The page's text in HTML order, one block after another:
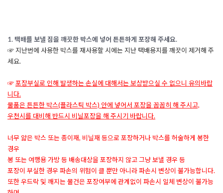
1. 택배를 보낼 짐을 깨끗한 박스에 넣어 튼튼하게 포장해 주세요.
☞ 지난번에 사용한 박스를 재사용할 시에는 지난 택배용지를 깨끗이 제거해 주
세요.
☞포장부실로 인해 발생하는 손실에 대해서는 보상받으실 수 없으니 유의바랍
니다.
물품은 튼튼한 박스(플라스틱 박스) 안에 넣어서 포장을 꼼꼼히 해 주시고,
우천시를 대비해 반드시 비닐포장을 해 주시기 바랍니다.
너무 얇은 박스 또는 종이재, 비닐재 등으로 포장하거나 박스를 허술하게 봉한
경우
봉 또는 여행용 가방 등 배송대상을 포장하지 않고 그냥 보낼 경우 등
포장이 부실한 경우 파손의 위험이 클 뿐만 아니라 파손시 변상이 불가능합니다.
또한 우드락 및 깨지는 물건은 포장여부에 관계없이 파손시 일체 변상이 불가능